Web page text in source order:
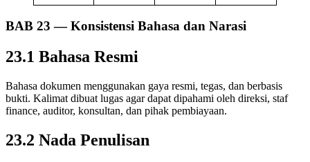
BAB 23 — Konsistensi Bahasa dan Narasi
23.1 Bahasa Resmi
Bahasa dokumen menggunakan gaya resmi, tegas, dan berbasis
bukti. Kalimat dibuat lugas agar dapat dipahami oleh direksi, staf
finance, auditor, konsultan, dan pihak pembiayaan.
23.2 Nada Penulisan